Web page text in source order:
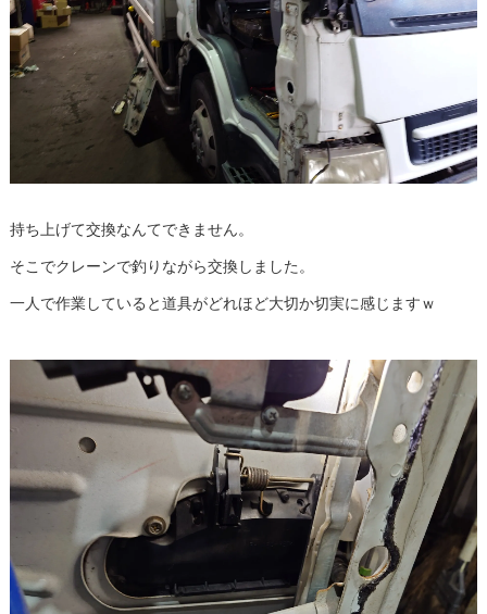
持ち上げて交換なんてできません。
そこでクレーンで釣りながら交換しました。
一人で作業していると道具がどれほど大切か切実に感じますｗ